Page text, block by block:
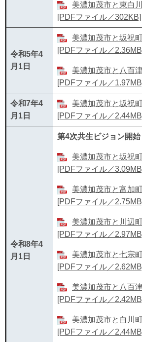
美濃加茂市と東白
[PDFファイル／302KB]
令和5年4
月1日
美濃加茂市と坂祝
[PDFファイル／
美濃加茂市と八百
[PDFファイル／
令和7年4
月1日
美濃加茂市と坂祝
[PDFファイル／
令和8年4
月1日
第4次共生ビジョン開始
美濃加茂市と坂祝
[PDFファイル／
美濃加茂市と富加
[PDFファイル／
美濃加茂市と川辺
[PDFファイル／
美濃加茂市と七宗
[PDFファイル／
美濃加茂市と八百
[PDFファイル／
美濃加茂市と白川
[PDFファイル／